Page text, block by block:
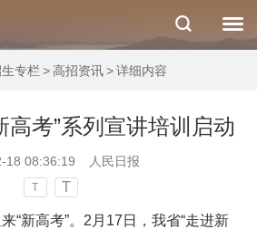
专栏 > 高招资讯>详细内容
高考”系列宣讲培训启动
18 08:36:19 人民日报
T T
“新高考”。2月17日，我省“走进新